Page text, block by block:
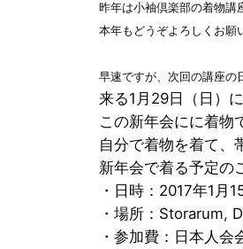
昨年は小袖倶楽部の着物講
本年もどうぞよろしくお願
早速ですが、次回の講座の
来る1月29日（日）
この新年会にに着物
自分で着物を着て、
新年会で着る予定の
・日時：2017年1
・場所：Storarum,
・参加費：日本人